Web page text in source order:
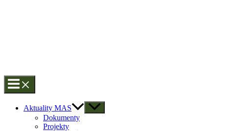
Aktuality MAS
Dokumenty
Projekty